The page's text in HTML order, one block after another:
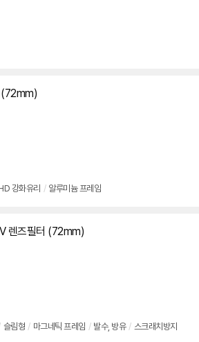
(72mm)
강화유리 / 알루미늄 프레임
렌즈필터 (72mm)
슬림형 / 마그네틱 프레임 / 발수, 방유 / 스크래치방지